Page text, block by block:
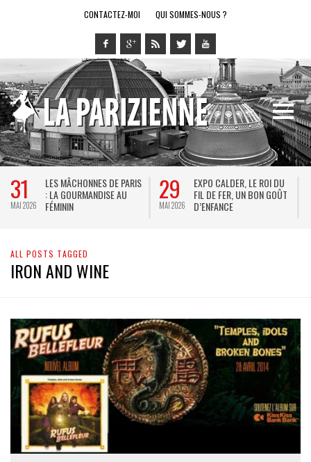
CONTACTEZ-MOI QUI SOMMES-NOUS ?
31
MAI 2026
LES MÂCHONNES DE PARIS
: LA GOURMANDISE AU
FÉMININ
29
MAI 2026
EXPO CALDER, LE ROI DU
FIL DE FER, UN BON GOÛT
D’ENFANCE
ALL POSTS TAGGED
IRON AND WINE